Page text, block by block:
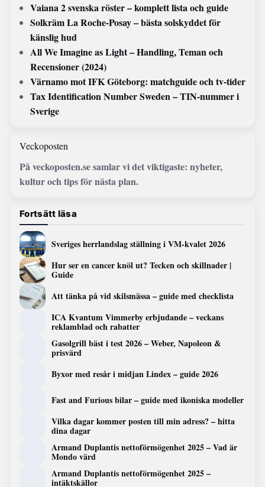
Vaiana 2 svenska röster – komplett lista och guide
Solkräm La Roche-Posay – bästa solskyddet för
känslig hud
All We Imagine as Light – Handling, Teman och
Recensioner (2024)
Värnamo mot IFK Göteborg: matchguide och tv-tider
Tax Identification Number Sweden – TIN-nummer i
Sverige
Veckoposten
På veckoposten.se samlar vi det viktigaste: nyheter,
kultur och tips för nästa plan.
Fortsätt läsa
Sveriges herrlandslag ställning i VM-kvalet 2026
Hur ser en cancer knöl ut? Tecken och skillnader |
Guide
Att tänka på vid skilsmässa – guide med checklista
ICA Kvantum Vimmerby erbjudande – veckans
reklamblad och rabatter
Gasolgrill bäst i test 2026 – Weber, Napoleon &
prisvärd
Byxor med resår i midjan Lindex – guide 2026
Fast and Furious bilar – guide med ikoniska modeller
Vilka dagar kommer posten till min adress? – hitta
dina dagar
Armand Duplantis nettoförmögenhet 2025 – Vad är
Mondo värd
Armand Duplantis nettoförmögenhet 2025 –
intäktskällor